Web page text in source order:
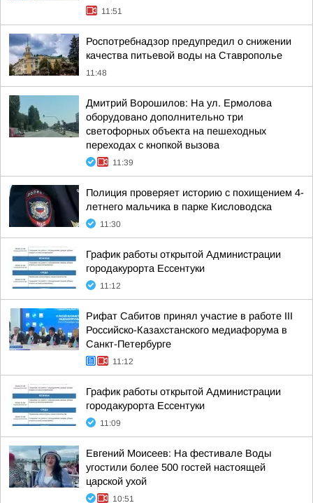
11:51
Роспотребнадзор предупредил о снижении
качества питьевой воды на Ставрополье
11:48
Дмитрий Ворошилов: На ул. Ермолова
оборудовано дополнительно три
светофорных объекта на пешеходных
переходах с кнопкой вызова
11:39
Полиция проверяет историю с похищением 4-
летнего мальчика в парке Кисловодска
11:30
График работы открытой Администрации
городакурорта Ессентуки
11:12
Рифат Сабитов принял участие в работе III
Российско-Казахстанского медиафорума в
Санкт-Петербурге
11:12
График работы открытой Администрации
городакурорта Ессентуки
11:09
Евгений Моисеев: На фестивале Воды
угостили более 500 гостей настоящей
царской ухой
10:51